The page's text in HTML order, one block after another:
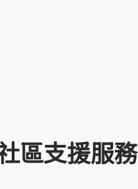
區支援服務